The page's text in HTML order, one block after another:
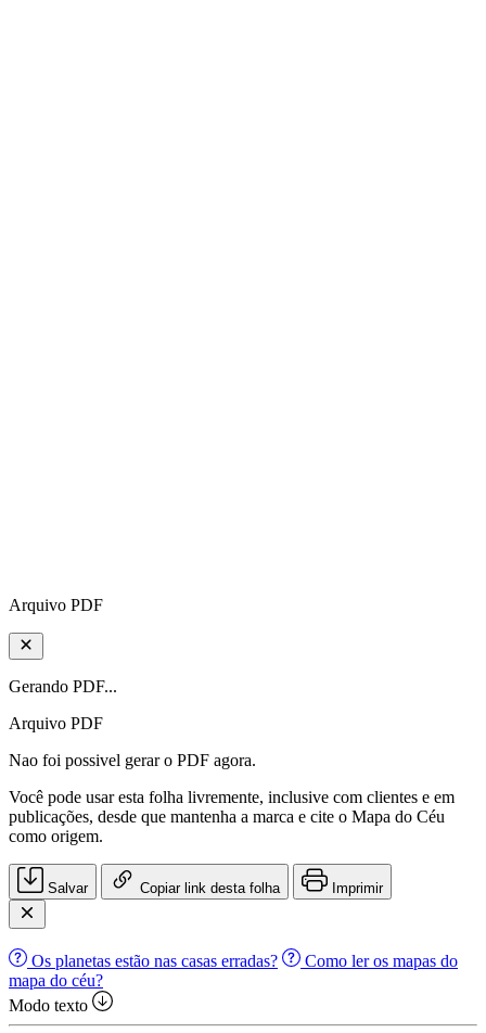
Arquivo PDF
Gerando PDF...
Arquivo PDF
Nao foi possivel gerar o PDF agora.
Você pode usar esta folha livremente, inclusive com clientes e em
publicações, desde que mantenha a marca e cite o Mapa do Céu
como origem.
Salvar Copiar link desta folha Imprimir
Os planetas estão nas casas erradas?
Como ler os mapas do
mapa do céu?
Modo texto